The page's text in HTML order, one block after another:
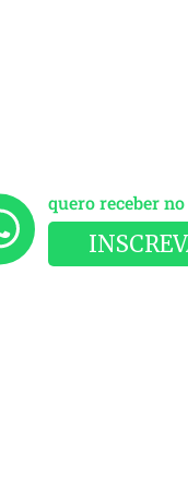
quero receber